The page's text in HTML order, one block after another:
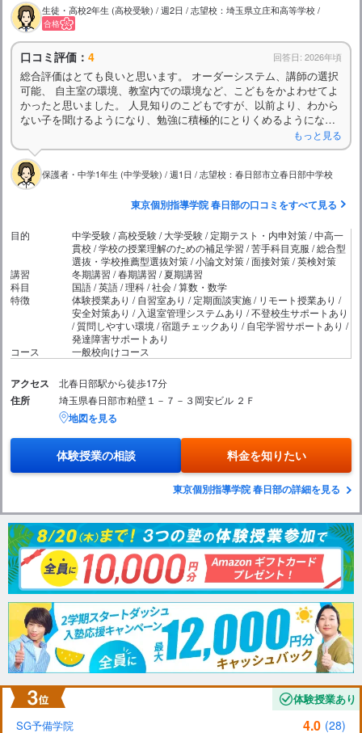
生徒・高校2年生 (高校受験) / 週2日 / 志望校：埼玉県立庄和高等学校 /
合格
口コミ評価： 4 回答日: 2026年頃
総合評価はとても良いと思います。 オーダーシステム、講師の選択
可能、 自主室の環境、教室内での環境など、こどもをかよわせてよ
かったと思いました。 人見知りのこどもですが、以前より、わから
ない子を聞けるようになり、勉強に積極的にとりくめるようになっ
たと思います。 講師やスタッフの方も皆さん、丁寧に接して下さい
ます。
もっと見る
保護者・中学1年生 (中学受験) / 週1日 / 志望校：春日部市立春日部中学校
東京個別指導学院 春日部の口コミをすべて見る
目的
中学受験 / 高校受験 / 大学受験 / 定期テスト・内申対策 / 中高一
貫校 / 学校の授業理解のための補足学習 / 苦手科目克服 / 総合型
選抜・学校推薦型選抜対策 / 小論文対策 / 面接対策 / 英検対策
講習
冬期講習 / 春期講習 / 夏期講習
科目
国語 / 英語 / 理科 / 社会 / 算数・数学
特徴
体験授業あり / 自習室あり / 定期面談実施 / リモート授業あり /
安全対策あり / 入退室管理システムあり / 不登校生サポートあり
/ 質問しやすい環境 / 宿題チェックあり / 自宅学習サポートあり /
発達障害サポートあり
コース
一般校向けコース
アクセス 北春日部駅から徒歩17分
住所 埼玉県春日部市粕壁１－７－３岡安ビル ２Ｆ
地図を見る
体験授業の相談 料金を知りたい
東京個別指導学院 春日部の詳細を見る
体験授業あり
SG予備学院
4.0 (28)